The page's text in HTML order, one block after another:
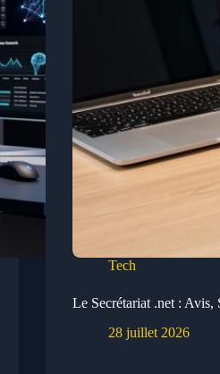
Tech
Le Secrétariat .net : Avis,
28 juillet 2026